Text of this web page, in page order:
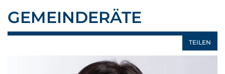
GEMEINDERÄTE
TEILEN